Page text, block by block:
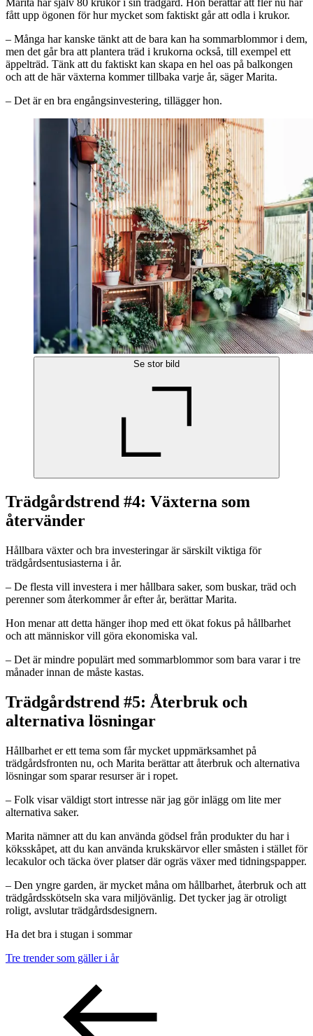
Marita har själv 80 krukor i sin trädgård. Hon berättar att fler nu har
fått upp ögonen för hur mycket som faktiskt går att odla i krukor.
– Många har kanske tänkt att de bara kan ha sommarblommor i dem,
men det går bra att plantera träd i krukorna också, till exempel ett
äppelträd. Tänk att du faktiskt kan skapa en hel oas på balkongen
och att de här växterna kommer tillbaka varje år, säger Marita.
– Det är en bra engångsinvestering, tillägger hon.
Se stor bild
Trädgårdstrend #4: Växterna som
återvänder
Hållbara växter och bra investeringar är särskilt viktiga för
trädgårdsentusiasterna i år.
– De flesta vill investera i mer hållbara saker, som buskar, träd och
perenner som återkommer år efter år, berättar Marita.
Hon menar att detta hänger ihop med ett ökat fokus på hållbarhet
och att människor vill göra ekonomiska val.
– Det är mindre populärt med sommarblommor som bara varar i tre
månader innan de måste kastas.
Trädgårdstrend #5: Återbruk och
alternativa lösningar
Hållbarhet er ett tema som får mycket uppmärksamhet på
trädgårdsfronten nu, och Marita berättar att återbruk och alternativa
lösningar som sparar resurser är i ropet.
– Folk visar väldigt stort intresse när jag gör inlägg om lite mer
alternativa saker.
Marita nämner att du kan använda gödsel från produkter du har i
köksskåpet, att du kan använda krukskärvor eller småsten i stället för
lecakulor och täcka över platser där ogräs växer med tidningspapper.
– Den yngre garden, är mycket måna om hållbarhet, återbruk och att
trädgårdsskötseln ska vara miljövänlig. Det tycker jag är otroligt
roligt, avslutar trädgårdsdesignern.
Ha det bra i stugan i sommar
Tre trender som gäller i år